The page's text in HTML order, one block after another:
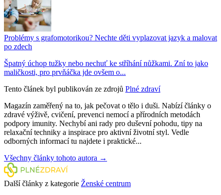
Problémy s grafomotorikou? Nechte děti vyplazovat jazyk a malovat
po zdech
Špatný úchop tužky nebo nechuť ke stříhání nůžkami. Zní to jako
maličkosti, pro prvňáčka jde ovšem o...
Tento článek byl publikován ze zdrojů Plné zdraví
Magazín zaměřený na to, jak pečovat o tělo i duši. Nabízí články o
zdravé výživě, cvičení, prevenci nemocí a přírodních metodách
podpory imunity. Nechybí ani rady pro duševní pohodu, tipy na
relaxační techniky a inspirace pro aktivní životní styl. Vedle
odborných informací tu najdete i praktické...
Všechny články tohoto autora →
Další články z kategorie Ženské centrum